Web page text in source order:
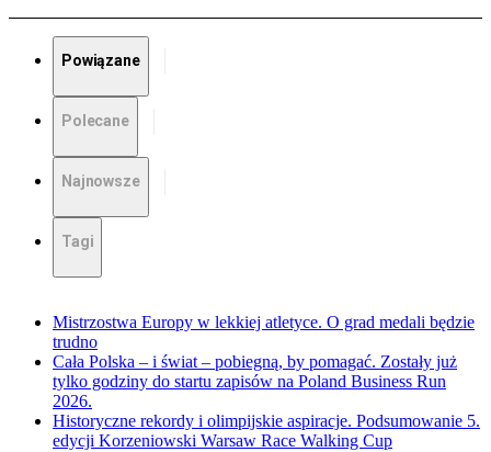
Powiązane
Polecane
Najnowsze
Tagi
Mistrzostwa Europy w lekkiej atletyce. O grad medali będzie
trudno
Cała Polska – i świat – pobiegną, by pomagać. Zostały już
tylko godziny do startu zapisów na Poland Business Run
2026.
Historyczne rekordy i olimpijskie aspiracje. Podsumowanie 5.
edycji Korzeniowski Warsaw Race Walking Cup